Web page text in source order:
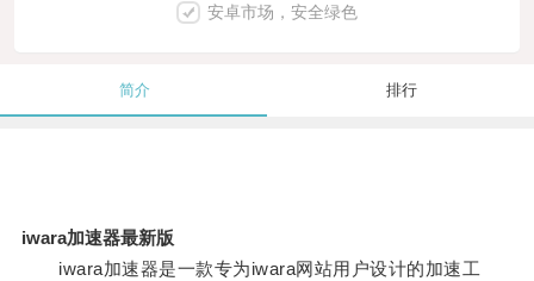
安卓市场，安全绿色
简介 排行
iwara加速器最新版
iwara加速器是一款专为iwara网站用户设计的加速工